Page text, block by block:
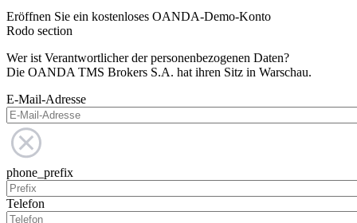
Eröffnen Sie ein kostenloses OANDA-Demo-Konto
Rodo section
Wer ist Verantwortlicher der personenbezogenen Daten?
Die OANDA TMS Brokers S.A. hat ihren Sitz in Warschau.
E-Mail-Adresse
phone_prefix
Telefon